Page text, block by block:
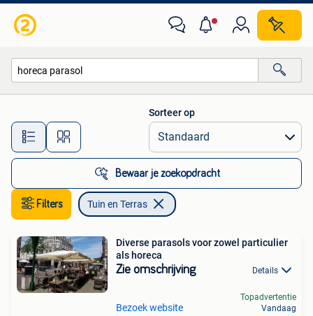
Alle afstanden…
Sorteer op
Bewaar je zoekopdracht
Filters Tuin en Terras
Diverse parasols voor zowel particulier
als horeca
Zie omschrijving Details
Bezoek website
Topadvertentie
Vandaag